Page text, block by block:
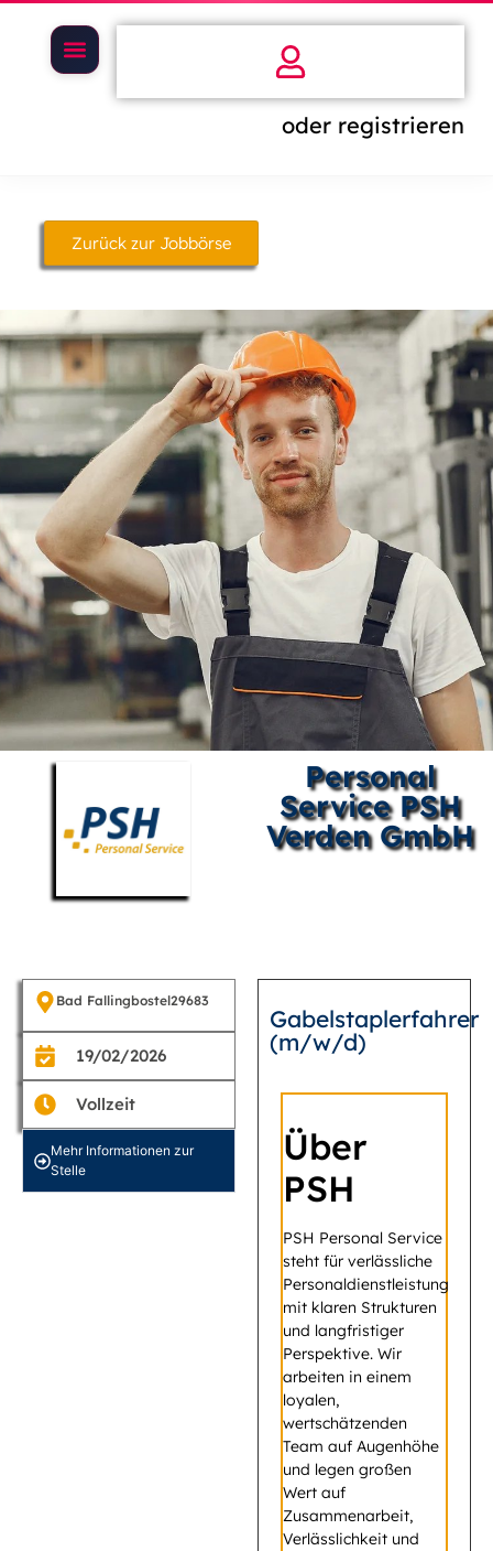
oder registrieren
Zurück zur Jobbörse
Personal
Service PSH
Verden GmbH
Bad Fallingbostel29683
19/02/2026
Vollzeit
Mehr Informationen zur
Stelle
Gabelstaplerfahrer
(m/w/d)
Über
PSH
PSH Personal Service
steht für verlässliche
Personaldienstleistung
mit klaren Strukturen
und langfristiger
Perspektive. Wir
arbeiten in einem
loyalen,
wertschätzenden
Team auf Augenhöhe
und legen großen
Wert auf
Zusammenarbeit,
Verlässlichkeit und